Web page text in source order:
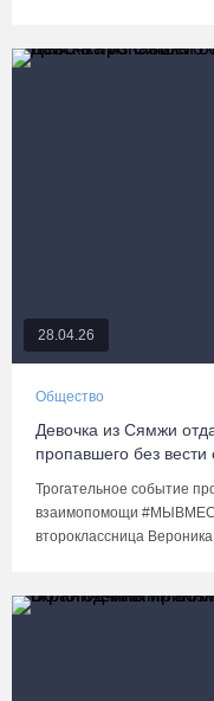
28.04.26
Общество
Девочка из Сямжи
пропавшего без вести
Трогательное событие
взаимопомощи
второклассница